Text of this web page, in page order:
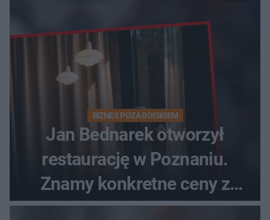
BIZNES POZA BOISKIEM
Jan Bednarek otworzył
restaurację w Poznaniu.
Znamy konkretne ceny z
menu